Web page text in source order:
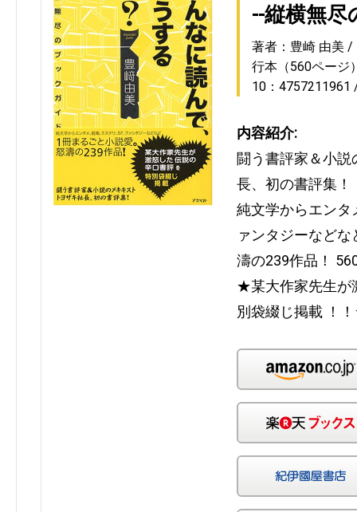
--縦横無
著者：豊崎 由美
行本（560ページ
10：4757211961
内容紹介:
闘う書評家＆小
長、初の書評集！
純文学からエンタ
ァンタジーなど
濤の239作品！
★某大作家先生が
別袋綴じ掲載 ！